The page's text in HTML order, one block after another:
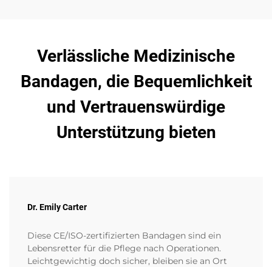
Verlässliche Medizinische
Bandagen, die Bequemlichkeit
und Vertrauenswürdige
Unterstützung bieten
Dr. Emily Carter
Diese CE/ISO-zertifizierten Bandagen sind ein
Lebensretter für die Pflege nach Operationen.
Leichtgewichtig doch sicher, bleiben sie an Ort